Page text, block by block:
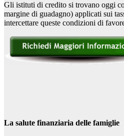
Gli istituti di credito si trovano oggi
margine di guadagno) applicati sui
intercettare queste condizioni di
La salute finanziaria delle famiglie